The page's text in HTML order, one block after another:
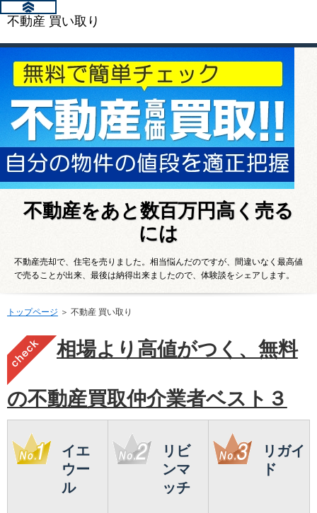
不動産 買い取り
不動産をあと数百万円高く売る
には
不動産売却で、住宅を売りました。相当悩んだのですが、間違いなく最高値
で売ることが出来、最後は納得出来ましたので、体験談をシェアします。
トップページ ＞ 不動産 買い取り
相場より高値がつく、無料
の不動産買取仲介業者ベスト３
イエ
ウー
ル
リビ
ンマ
ッチ
リガイ
ド